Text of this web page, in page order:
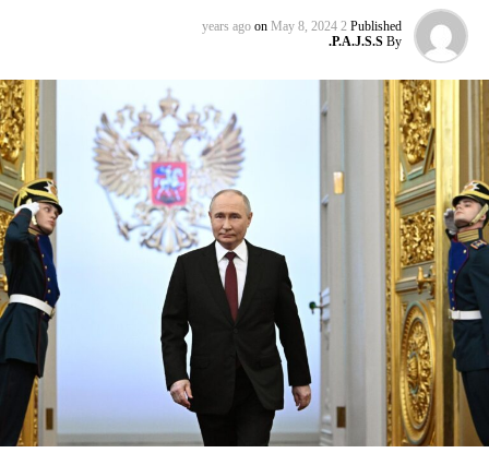
تعهّد الرئيس الروسي فلاديمير بوتين خلال حفل تولية باذخ أمس،